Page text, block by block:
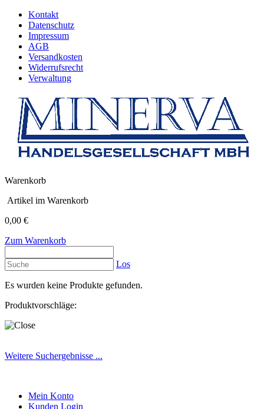
Kontakt
Datenschutz
Impressum
AGB
Versandkosten
Widerrufsrecht
Verwaltung
Warenkorb
Artikel im Warenkorb
0,00 €
Zum Warenkorb
Los
Es wurden keine Produkte gefunden.
Produktvorschläge:
Weitere Suchergebnisse ...
Mein Konto
Kunden Login